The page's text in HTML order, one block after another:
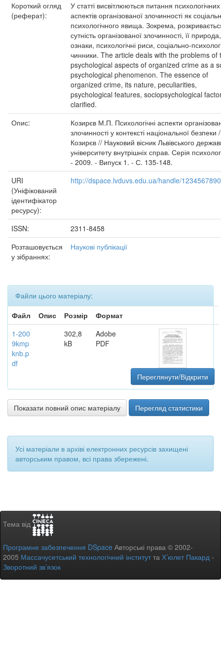
Короткий огляд
(реферат):
У статті висвітлюються питання психологічних
аспектів організованої злочинності як
психологічного явища. Зокрема,
сутність організованої злочинності, її природа,
ознаки, психологічні риси, соціально-
чинники. The article deals with the problems of
psychological aspects of organized crime as a
psychological phenomenon. The essence of
organized crime, its nature, peculiarities,
psychological features, sociopsychological
clarified.
Опис:
Козирєв М.П. Психологічні аспекти
злочинності у контексті національної
Козирєв // Науковий вісник Львівського
університету внутрішніх справ. Серія
- 2009. - Випуск 1. - С. 135-148.
URI
(Уніфікований
ідентифікатор
ресурсу):
http://dspace.lvduvs.edu.ua/handle/
ISSN:
2311-8458
Розташовується
у зібраннях:
Наукові публікації
Файли цього матеріалу:
Файл
Опис Розмір
Формат
1-200
9kmp
knb.p
df
302,8
kB
Adobe
PDF
Переглянути/Відкрити
Показати повний опис матеріалу Перегляд статистики
Усі матеріали в архіві електронних ресурсів захищені
авторським правом, всі права збережені.
Тема від
Програмне забезпечення DSpace Авторські права © 2002-
2005 Массачусетський технологічний інститутта Х’юлет Пакард -
Зворотний зв’язок